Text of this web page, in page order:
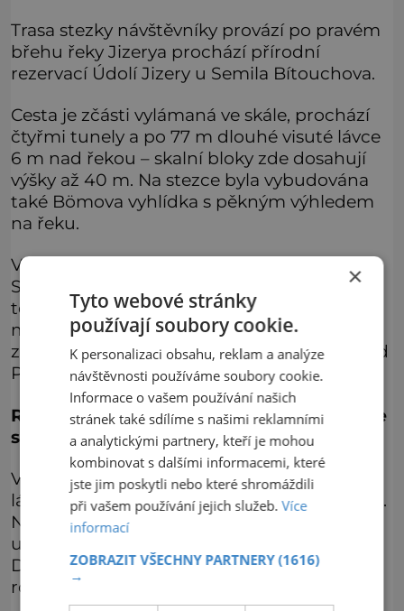
Trasa stezky návštěvníky provází po pravém
břehu řeky Jizerya prochází přírodní
rezervací Údolí Jizery u Semila Bítouchova.
Cesta je zčásti vylámaná ve skále, prochází
čtyřmi tunely a po 77 m dlouhé visuté lávce
6 m nad řekou – skalní bloky zde dosahují
výšky až 40 m. Na stezce byla vybudována
také Bömova vyhlídka s pěkným výhledem
na řeku.
V roce 1901 měla být stezka prodloužena do
Semil, ale navrhovatelé narazili na odpor
tehdejšího majitele pozemků, který neměl s
městem dobré vztahy. Až v roce 1909 se
začalo s budováním tzv. nové části stezky od
Podspálova do Semil.
Rozhledna Děčínský Sněžník–Nadýchejte
se na úžasné pískovcové rozhledně
Víte, že tomuto místu se také říká vzdušné
lázně? Vyražte na Sněžník a pochopíte proč.
Nejen nádherné výhledy do okolí, ale také
uděláte něco pro své zdraví. Rozhledna
Děčínský Sněžník patří k těm nejkrásnějším
rozhlednám v Česku.
×
Tyto webové stránky
používají soubory cookie.
K personalizaci obsahu, reklam a analýze
návštěvnosti používáme soubory cookie.
Informace o vašem používání našich
stránek také sdílíme s našimi reklamními
a analytickými partnery, kteří je mohou
kombinovat s dalšími informacemi, které
jste jim poskytli nebo které shromáždili
při vašem používání jejich služeb.Více
informací
ZOBRAZIT VŠECHNY PARTNERY(1616)
→